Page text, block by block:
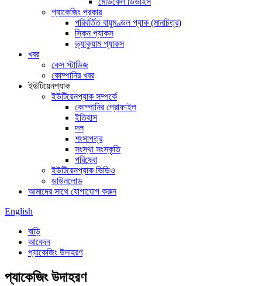
প্যাকেজিং প্রকার
পরিবর্তিত বায়ুমণ্ডল প্যাক (মানচিত্র)
স্কিন প্যাকস
ভ্যাকুয়াম প্যাকস
খবর
কেস স্টাডিজ
কোম্পানির খবর
ইউটিয়েনপ্যাক
ইউটিয়েনপ্যাক সম্পর্কে
কোম্পানির প্রোফাইল
ইতিহাস
দল
শংসাপত্র
সংস্থা সংস্কৃতি
পরিষেবা
ইউটিয়েনপ্যাক ভিডিও
ডাউনলোড
আমাদের সাথে যোগাযোগ করুন
English
বাড়ি
আবেদন
প্যাকেজিং উদাহরণ
প্যাকেজিং উদাহরণ